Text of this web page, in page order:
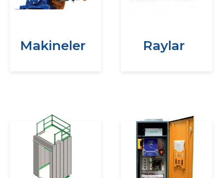
Makineler Raylar